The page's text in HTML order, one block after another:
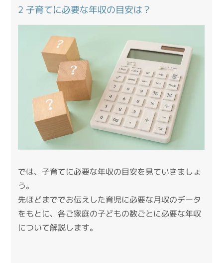
2 子育てに必要な年収の目安は？
では、子育てに必要な年収の目安を見ていきましょ
う。
先ほどまででお伝えした育児に必要な月収のデータ
をもとに、各ご家庭の子どもの数ごとに必要な年収
について解説します。